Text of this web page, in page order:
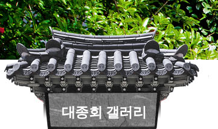
대종회 갤러리